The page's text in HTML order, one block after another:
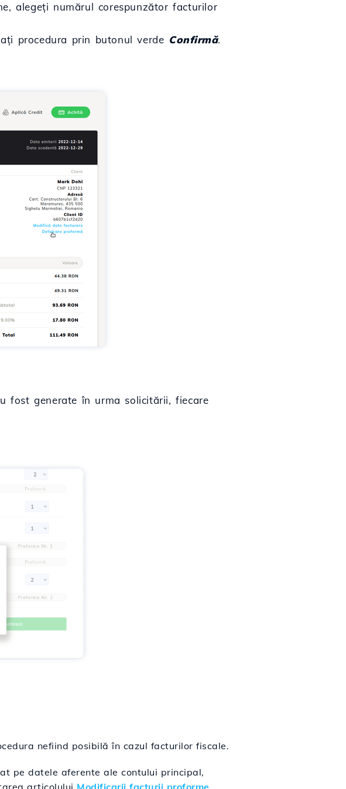
alegeți numărul corespunzător facturilor
procedura prin butonul verde Confirmă.
fost generate în urma solicitării, fiecare
nefiind posibilă în cazul facturilor fiscale.
pe datele aferente ale contului principal,